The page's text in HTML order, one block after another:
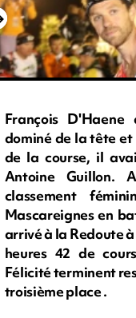
François
dominé de la tête
de la course, il
Antoine Guillon.
classement
Mascareignes en
arrivé à la Redoute
heures 42 de
Félicité terminent
troisième place .